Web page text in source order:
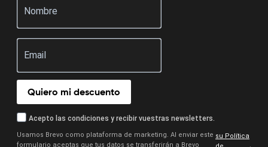
Quiero mi descuento
Acepto las condiciones y recibir vuestras newsletters.
Usamos Brevo como plataforma de marketing. Al enviar este
formulario aceptas que tus datos se transferirán a Brevo
su Política
.